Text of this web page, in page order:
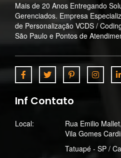
Mais de 20 Anos Entregando
Gerenciados. Empresa
de Personalização VCDS /
São Paulo e Pontos de
Inf Contato
Local:
Rua Emilio
Vila Gomes
Tatuapé - SP /